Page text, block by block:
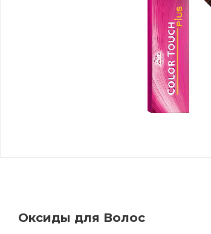
Оксиды для Волос